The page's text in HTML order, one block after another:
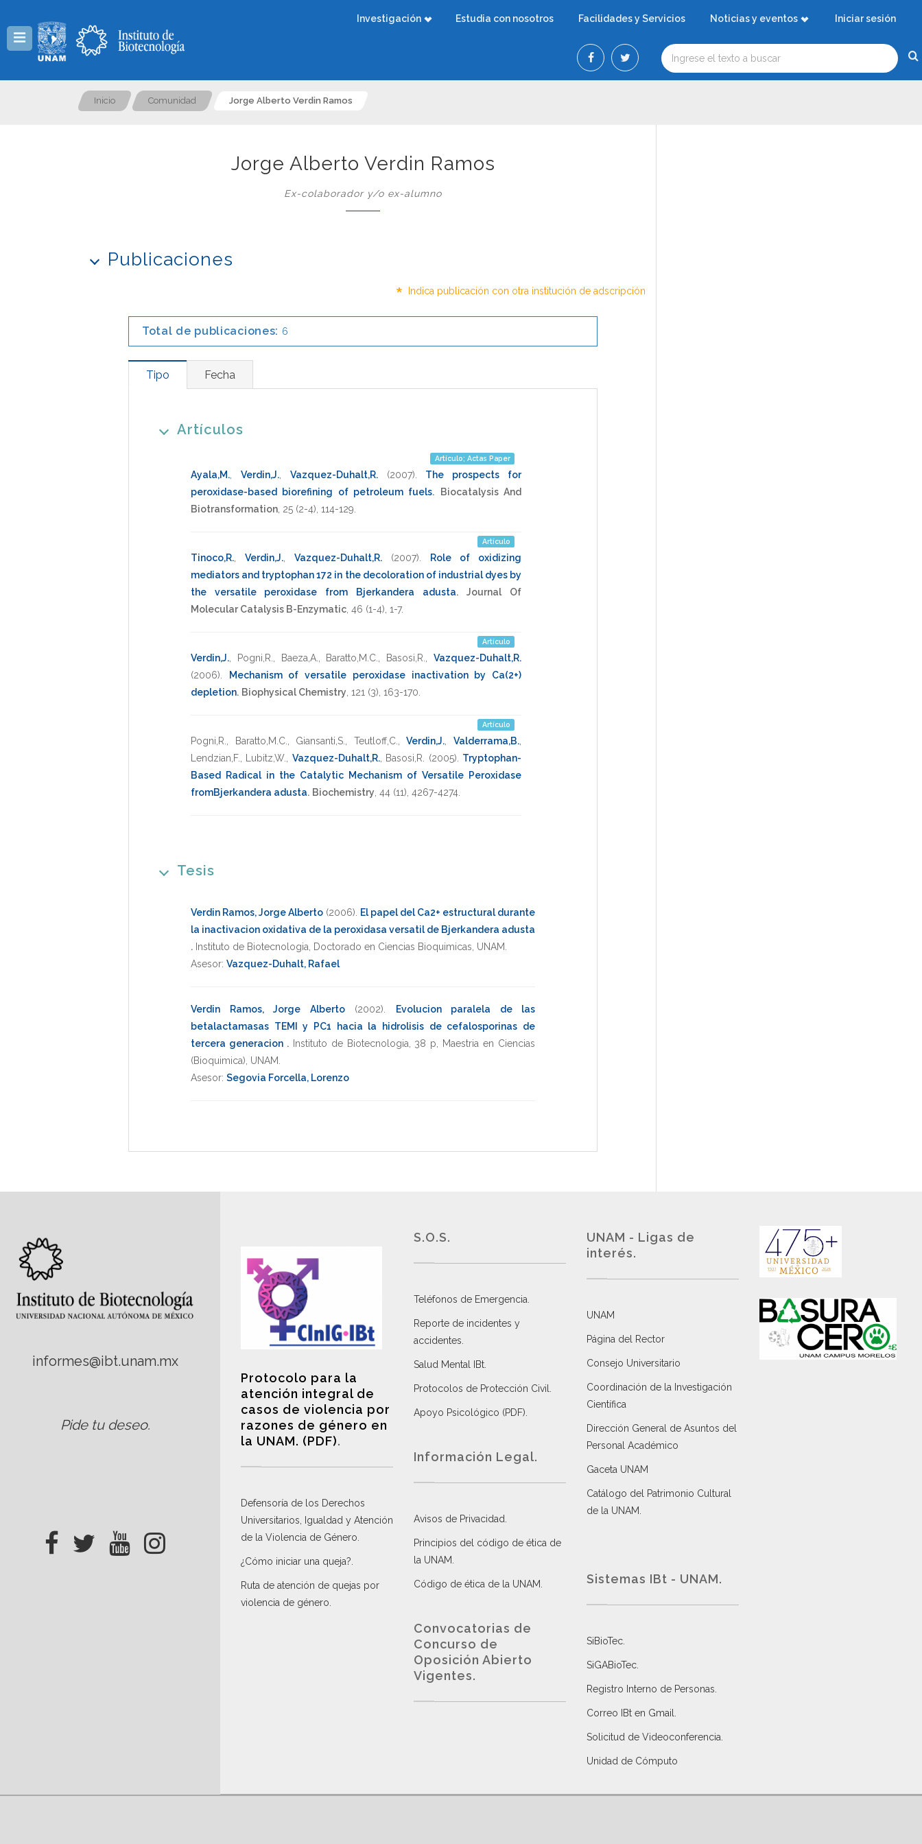
Investigación Estudia con nosotros Facilidades y Servicios Noticias y eventos Iniciar sesión
Inicio Comunidad Jorge Alberto Verdin Ramos
Jorge Alberto Verdin Ramos
Ex-colaborador y/o ex-alumno
Publicaciones
* Indica publicación con otra institución de adscripción
Total de publicaciones: 6
Tipo Fecha
Artículos
Artículo; Actas Paper
Ayala,M. Verdin,J., Vazquez-Duhalt,R. (2007)
The prospects for
peroxidase-based biorefining of petroleum fuels.
Biocatalysis And
Biotransformation 25 (2-4), 114-129
Artículo
Tinoco,R. Verdin,J. Vazquez-Duhalt,R. (2007)
Role of oxidizing
mediators and tryptophan 172 in the decoloration of industrial dyes by
the versatile peroxidase from Bjerkandera adusta.
Journal Of
Molecular Catalysis B-Enzymatic 46 (1-4), 1-7.
Artículo
Verdin,J. Pogni,R. Baeza,A. Baratto,M.C. Basosi,R. ,Vazquez-Duhalt,R.
(2006)
Mechanism of versatile peroxidase inactivation by Ca(2+)
depletion. Biophysical Chemistry 121 (3), 163-170
Artículo
Pogni,R. Baratto,M.C. Giansanti,S. Teutloff,C. ,Verdin,J. ,Valderrama,B.
Lendzian,F.
Lubitz,W. Vazquez-Duhalt,R., Basosi,R. (2005)
Tryptophan-
Based Radical in the Catalytic Mechanism of Versatile Peroxidase
fromBjerkandera adusta. Biochemistry 44 (11), 4267-4274
Tesis
Verdin Ramos, Jorge Alberto (2006)
El papel del Ca2+ estructural durante
la inactivacion oxidativa de la peroxidasa versatil de Bjerkandera adusta
. Instituto de Biotecnologia Doctorado en Ciencias Bioquimicas UNAM
Asesor: Vazquez-Duhalt, Rafael
Verdin Ramos, Jorge Alberto (2002)
Evolucion paralela de las
betalactamasas TEMI y PC1 hacia la hidrolisis de cefalosporinas de
tercera generacion . Instituto de Biotecnologia 38 p
Maestria en Ciencias
(Bioquimica) UNAM
Asesor: Segovia Forcella, Lorenzo
informes@ibt.unam.mx
Pide tu deseo.
Protocolo para la
atención integral de
casos de violencia por
razones de género en
la UNAM. (PDF).
Defensoría de los Derechos
Universitarios, Igualdad y Atención
de la Violencia de Género
¿Cómo iniciar una queja?
Ruta de atención de quejas por
violencia de género
S.O.S.
Teléfonos de Emergencia.
Reporte de incidentes y
accidentes
Salud Mental IBt
Protocolos de Protección Civil
Apoyo Psicológico (PDF)
Información Legal.
Avisos de Privacidad
Principios del código de ética de
la UNAM
Código de ética de la UNAM
Convocatorias de
Concurso de
Oposición Abierto
Vigentes.
UNAM - Ligas de
interés.
UNAM
Página del Rector
Consejo Universitario
Coordinación de la Investigación
Científica
Dirección General de Asuntos del
Personal Académico
Gaceta UNAM
Catálogo del Patrimonio Cultural
de la UNAM.
Sistemas IBt - UNAM.
SiBioTec
SiGABioTec.
Registro Interno de Personas
Correo IBt en Gmail
Solicitud de Videoconferencia.
Unidad de Cómputo